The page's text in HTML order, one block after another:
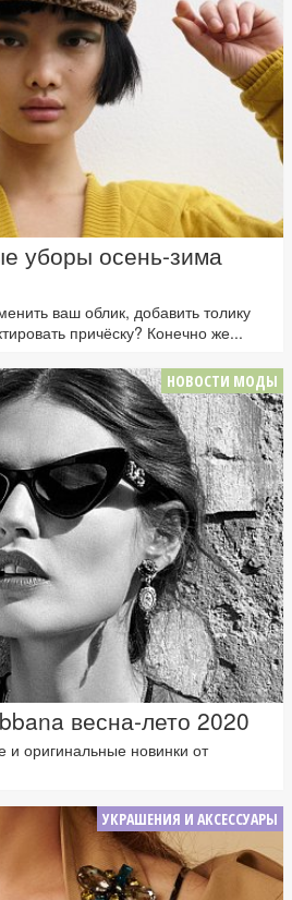
уборы осень-зима
ваш облик, добавить толику
причёску? Конечно же...
НОВОСТИ МОДЫ
весна-лето 2020
и оригинальные новинки от
УКРАШЕНИЯ И АКСЕССУАРЫ